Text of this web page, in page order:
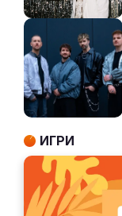
ИГРИ